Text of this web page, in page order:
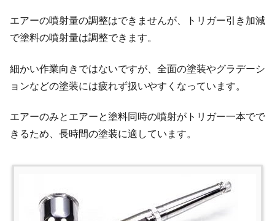
エアーの噴射量の調整はできませんが、トリガー引き加減
で塗料の噴射量は調整できます。
細かい作業向きではないですが、全面の塗装やグラデーシ
ョンなどの塗装には疲れず扱いやすくなっています。
エアーのみとエアーと塗料同時の噴射がトリガー一本でで
きるため、長時間の塗装に適しています。